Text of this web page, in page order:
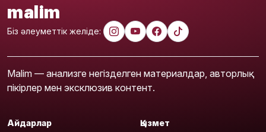
malim
Біз әлеуметтік желіде:
Malim — анализге негізделген материалдар, авторлық
пікірлер мен эксклюзив контент.
Айдарлар Қызмет